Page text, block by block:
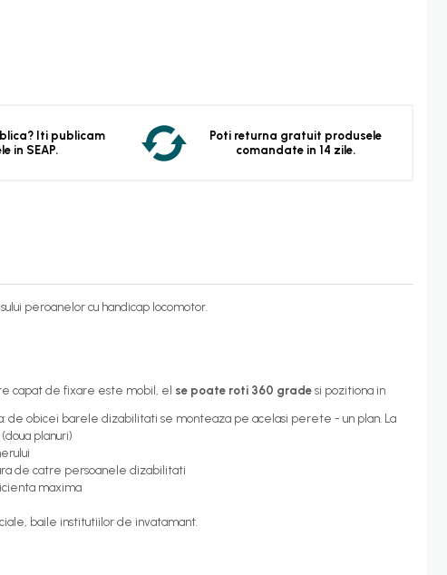
Iti publicam
in SEAP.
Poti returna gratuit produsele
comandate in 14 zile.
peroanelor cu handicap locomotor.
capat de fixare este mobil, el se poate roti 360 grade si pozitiona in
de obicei barele dizabilitati se monteaza pe acelasi perete - un plan. La
planuri)
de catre persoanele dizabilitati
maxima
baile institutiilor de invatamant.